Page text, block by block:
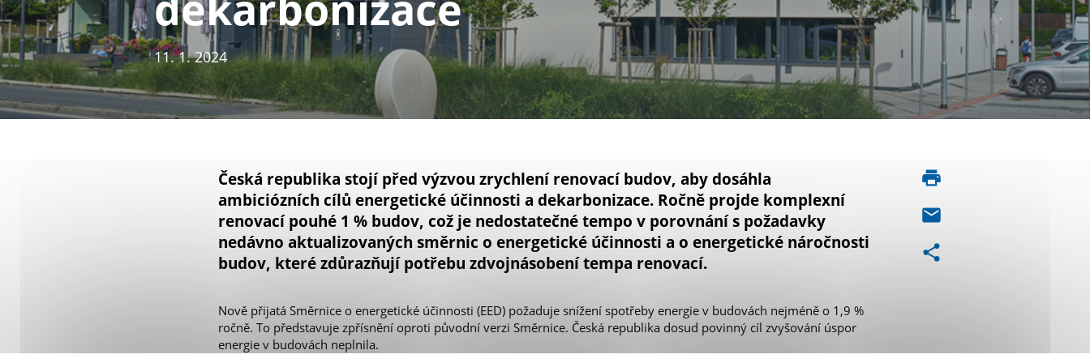
11. 1. 2024
Česká republika stojí před výzvou zrychlení renovací budov, aby dosáhla
ambiciózních cílů energetické účinnosti a dekarbonizace. Ročně projde komplexní
renovací pouhé 1 % budov, což je nedostatečné tempo v porovnání s požadavky
nedávno aktualizovaných směrnic o energetické účinnosti a o energetické náročnosti
budov, které zdůrazňují potřebu zdvojnásobení tempa renovací.
Nově přijatá Směrnice o energetické účinnosti (EED) požaduje snížení spotřeby energie v budovách nejméně o 1,9 %
ročně. To představuje zpřísnění oproti původní verzi Směrnice. Česká republika dosud povinný cíl zvyšování úspor
energie v budovách neplnila.